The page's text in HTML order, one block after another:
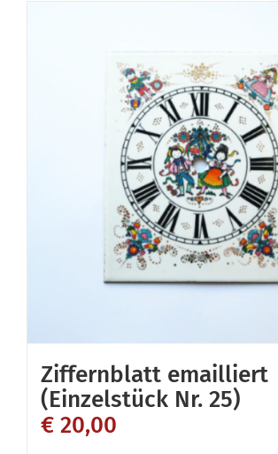
Ziffernblatt emailliert
(Einzelstück Nr. 25)
€ 20,00